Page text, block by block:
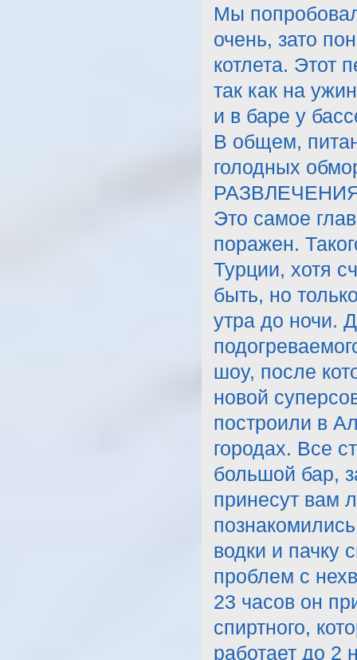
Мы
очень, зато
котлета. Этот
так как на
и в баре у
В общем,
голодных
Это самое
поражен.
Турции, хотя
быть, но
утра до ночи.
шоу, после
новой
построили в
городах. Все
большой бар,
принесут вам
водки и пачку
проблем с
23 часов он
спиртного,
работает до 2